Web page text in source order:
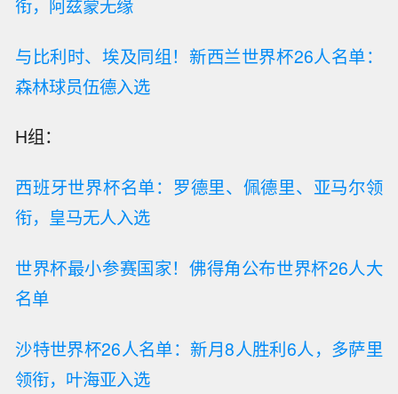
衔，阿兹蒙无缘
与比利时、埃及同组！新西兰世界杯26人名单：
森林球员伍德入选
H组：
西班牙世界杯名单：罗德里、佩德里、亚马尔领
衔，皇马无人入选
世界杯最小参赛国家！佛得角公布世界杯26人大
名单
沙特世界杯26人名单：新月8人胜利6人，多萨里
领衔，叶海亚入选